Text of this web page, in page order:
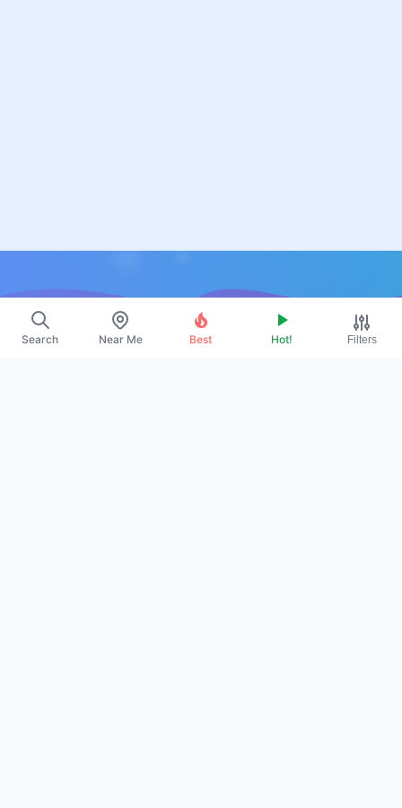
Search Near Me Best Hot! Filters
Resources